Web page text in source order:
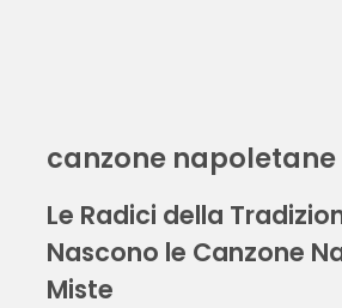
canzone
Le Radici della
Nascono le Canzone
Miste